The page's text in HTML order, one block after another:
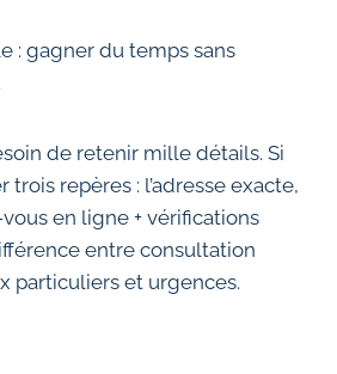
: gagner du temps sans
de retenir mille détails. Si
repères : l’adresse exacte,
en ligne + vérifications
entre consultation
particuliers et urgences.